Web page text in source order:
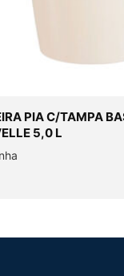
PIA C/TAMPA
5,0 L